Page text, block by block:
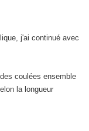
j'ai continué avec
coulées ensemble
la longueur